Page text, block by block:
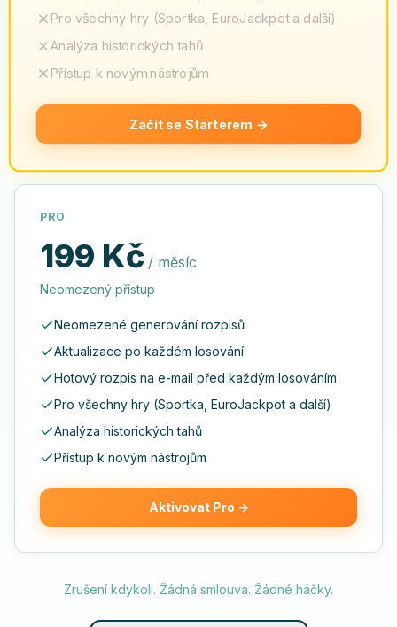
Pro všechny hry (Sportka, EuroJackpot a další)
Analýza historických tahů
Přístup k novým nástrojům
Začít se Starterem →
PRO
199 Kč / měsíc
Neomezený přístup
Neomezené generování rozpisů
Aktualizace po každém losování
Hotový rozpis na e-mail před každým losováním
Pro všechny hry (Sportka, EuroJackpot a další)
Analýza historických tahů
Přístup k novým nástrojům
Aktivovat Pro →
Zrušení kdykoli. Žádná smlouva. Žádné háčky.